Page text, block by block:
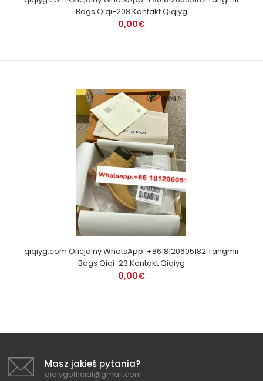
Bags Qiqi-208 Kontakt Qiqiyg
0,00€
qiqiyg.com Oficjalny WhatsApp: +8618120605182 Tangmir
Bags Qiqi-23 Kontakt Qiqiyg
0,00€
Masz jakieś pytania?
qiqiygofficial@gmail.com